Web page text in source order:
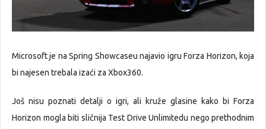
Microsoft je na Spring Showcaseu najavio igru Forza Horizon, koja
bi najesen trebala izaći za Xbox360.
Još nisu poznati detalji o igri, ali kruže glasine kako bi Forza
Horizon mogla biti sličnija Test Drive Unlimitedu nego prethodnim